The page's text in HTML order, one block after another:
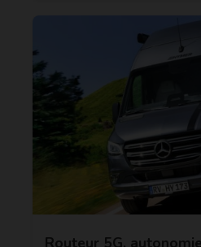
Routeur 5G,